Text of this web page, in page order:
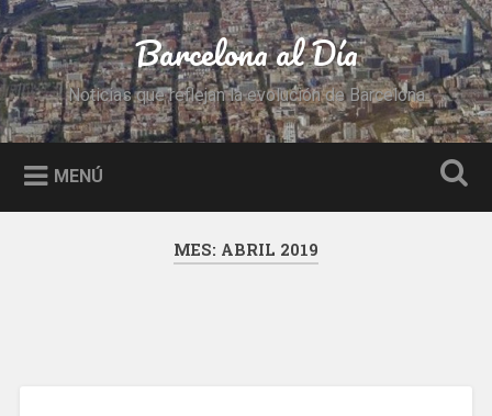
Saltar
al
contenido
Buscar Barcelona al Día
Noticias que reflejan la evolución de Barcelona
MENÚ
MES: ABRIL 2019